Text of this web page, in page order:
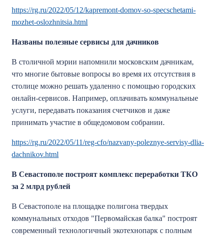
https://rg.ru/2022/05/12/kapremont-domov-so-specschetami-
mozhet-oslozhnitsia.html
Названы полезные сервисы для дачников
В столичной мэрии напомнили московским дачникам,
что многие бытовые вопросы во время их отсутствия в
столице можно решать удаленно с помощью городских
онлайн-сервисов. Например, оплачивать коммунальные
услуги, передавать показания счетчиков и даже
принимать участие в общедомовом собрании.
https://rg.ru/2022/05/11/reg-cfo/nazvany-poleznye-servisy-dlia-
dachnikov.html
В Севастополе построят комплекс переработки ТКО
за 2 млрд рублей
В Севастополе на площадке полигона твердых
коммунальных отходов "Первомайская балка" построят
современный технологичный экотехнопарк с полным